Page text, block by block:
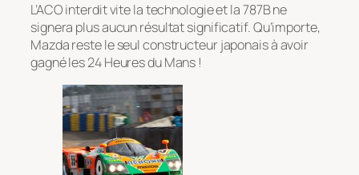
L’ACO interdit vite la technologie et la 787B ne
signera plus aucun résultat significatif. Qu’importe,
Mazda reste le seul constructeur japonais à avoir
gagné les 24 Heures du Mans !